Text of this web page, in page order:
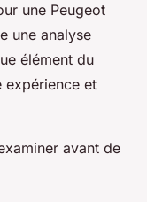
une Peugeot
une analyse
élément du
expérience et
avant de